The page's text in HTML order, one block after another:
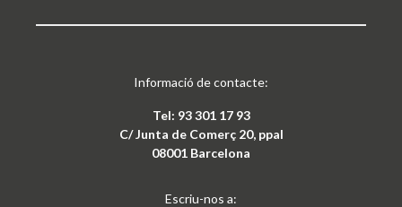
Informació de contacte:
Tel: 93 301 17 93
C/ Junta de Comerç 20, ppal
08001 Barcelona
Escriu-nos a: